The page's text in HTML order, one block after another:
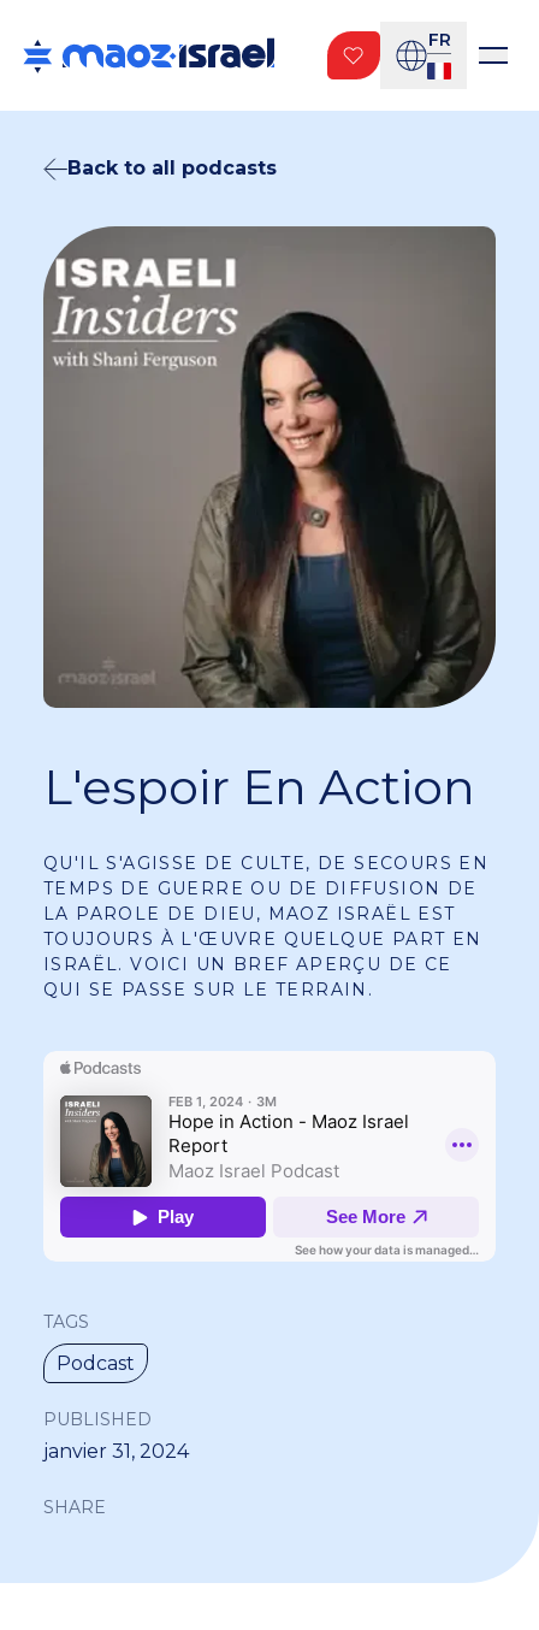
FR
Back to all podcasts
L'espoir En Action
QU'IL S'AGISSE DE CULTE, DE SECOURS EN
TEMPS DE GUERRE OU DE DIFFUSION DE
LA PAROLE DE DIEU, MAOZ ISRAËL EST
TOUJOURS À L'ŒUVRE QUELQUE PART EN
ISRAËL. VOICI UN BREF APERÇU DE CE
QUI SE PASSE SUR LE TERRAIN.
TAGS
Podcast
PUBLISHED
janvier 31, 2024
SHARE